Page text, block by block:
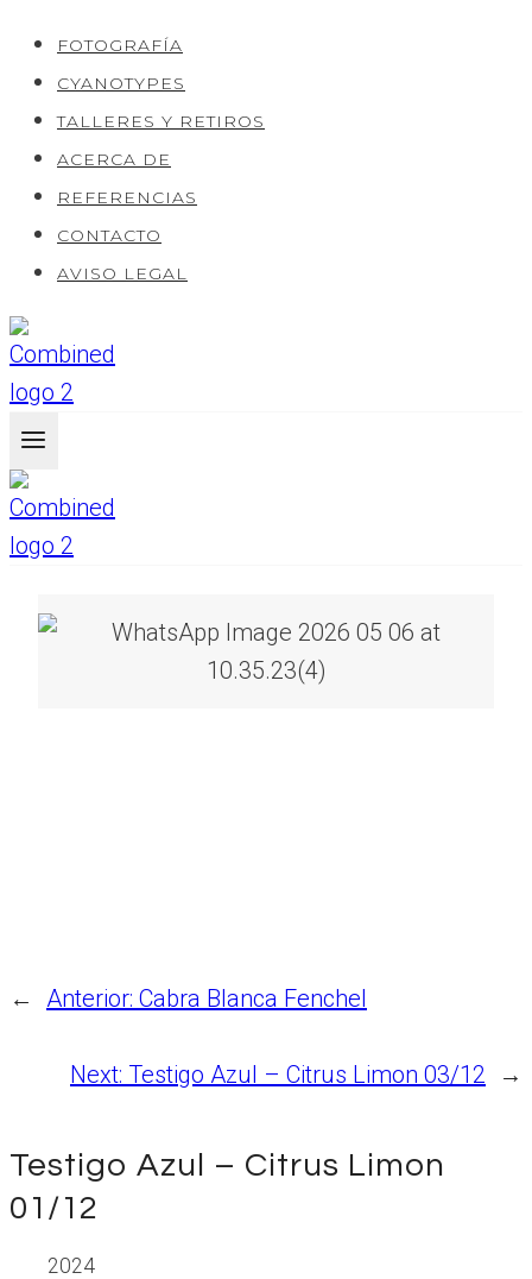
Saltar
Contenido
FOTOGRAFÍA
CYANOTYPES
TALLERES Y RETIROS
ACERCA DE
REFERENCIAS
CONTACTO
AVISO LEGAL
← Anterior: Cabra Blanca Fenchel
Next: Testigo Azul – Citrus Limon 03/12 →
Testigo Azul – Citrus Limon
01/12
2024